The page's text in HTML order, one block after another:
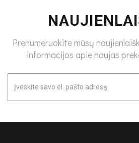
Prenumeruokite mūsų
informacijos apie naujas